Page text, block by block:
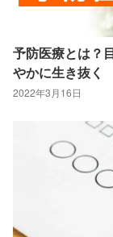
予防医療とは？
やかに生き抜く
2022年3月16日